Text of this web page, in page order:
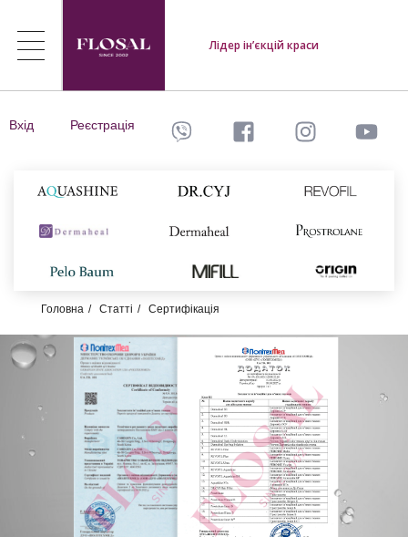
Лідер ін’єкцій краси
Вхід Реєстрація
Головна Статті Сертифікація